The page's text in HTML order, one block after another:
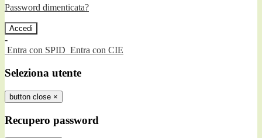
Password dimenticata?
-
Entra con SPID Entra con CIE
Seleziona utente
button close ×
Recupero password